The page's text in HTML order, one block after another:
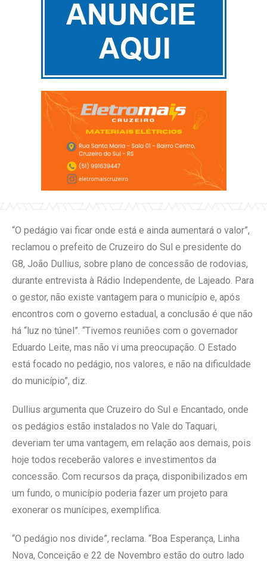
“O pedágio vai ficar onde está e ainda aumentará o valor”,
reclamou o prefeito de Cruzeiro do Sul e presidente do
G8, João Dullius, sobre plano de concessão de rodovias,
durante entrevista à Rádio Independente, de Lajeado. Para
o gestor, não existe vantagem para o município e, após
encontros com o governo estadual, a conclusão é que não
há “luz no túnel”. “Tivemos reuniões com o governador
Eduardo Leite, mas não vi uma preocupação. O Estado
está focado no pedágio, nos valores, e não na dificuldade
do município”, diz.
Dullius argumenta que Cruzeiro do Sul e Encantado, onde
os pedágios estão instalados no Vale do Taquari,
deveriam ter uma vantagem, em relação aos demais, pois
hoje todos receberão valores e investimentos da
concessão. Com recursos da praça, disponibilizados em
um fundo, o município poderia fazer um projeto para
exonerar os munícipes, exemplifica.
“O pedágio nos divide”, reclama. “Boa Esperança, Linha
Nova, Conceição e 22 de Novembro estão do outro lado